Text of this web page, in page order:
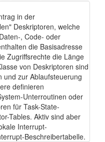
in der
Deskriptoren, welche
, Code- oder
die Basisadresse
Zugriffsrechte die Länge
von Deskriptoren sind
und zur Ablaufsteuerung
definieren
Unterroutinen oder
für Task-State-
Tables. Aktiv sind aber
Interrupt-
Beschreibertabelle.